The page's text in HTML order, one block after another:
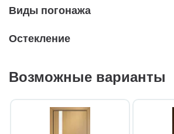
Виды погонажа
Остекление
Возможные варианты